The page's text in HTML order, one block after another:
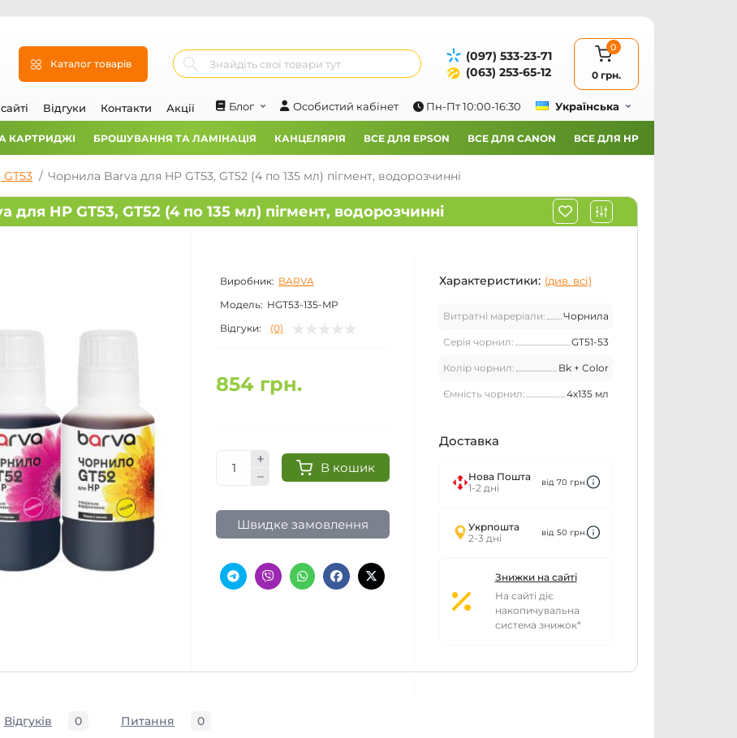
Каталог товарів
(097) 533-23-71
(063) 253-65-12
0
0 грн.
Відгуки Контакти Акції Блог Особистий кабінет Пн-Пт 10:00-16:30 Українська
КАРТРИДЖІ БРОШУВАННЯ ТА ЛАМІНАЦІЯ КАНЦЕЛЯРІЯ ВСЕ ДЛЯ EPSON ВСЕ ДЛЯ CANON ВСЕ ДЛЯ HP
GT53 Чорнила Barva для HP GT53, GT52 (4 по 135 мл) пігмент, водорозчинні
для HP GT53, GT52 (4 по 135 мл) пігмент, водорозчинні
Виробник: BARVA
Модель: HGT53-135-MP
Відгуки:
(0)
854 грн.
В кошик
Швидке замовлення
Характеристики: (див. всі)
Витратні мареріали: Чорнила
Серія чорнил: GT51-53
Колір чорнил: Bk + Color
Ємність чорнил: 4х135 мл
Доставка
Нова Пошта
1-2 дні
від 70 грн.
Укрпошта
2-3 дні
від 50 грн.
Знижки на сайті
На сайті діє
накопичувальна
система знижок*
Відгуків 0 Питання 0